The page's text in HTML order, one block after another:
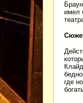
Браун
имел
где